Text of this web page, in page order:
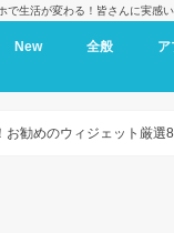
で生活が変わる！皆さんに実感
New 全般 ア
お勧めのウィジェット厳選